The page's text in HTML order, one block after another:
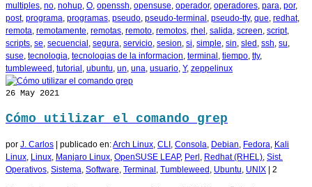
multiples, no, nohup, O, openssh, opensuse, operador, operadores, para, por,
post, programa, programas, pseudo, pseudo-terminal , pseudo-tty, que, redhat,
remota, remotamente, remotas, remoto, remotos, rhel , salida, screen, script,
scripts, se, secuencial , segura, servicio, sesion, si, simple, sin, sled , ssh, su,
suse, tecnologia, tecnologias de la informacion, terminal , tiempo, tty,
tumbleweed , tutorial , ubuntu, un, una, usuario, Y, zeppelinux
26 May 2021
Cómo utilizar el comando grep
por J. Carlos publicado en:Arch Linux, CLI , Consola, Debian, Fedora, Kali
Linux, Linux, Manjaro Linux, OpenSUSE LEAP, Perl , Redhat (RHEL), Sist.
Operativos, Sistema, Software, Terminal , Tumbleweed , Ubuntu, UNIX 2